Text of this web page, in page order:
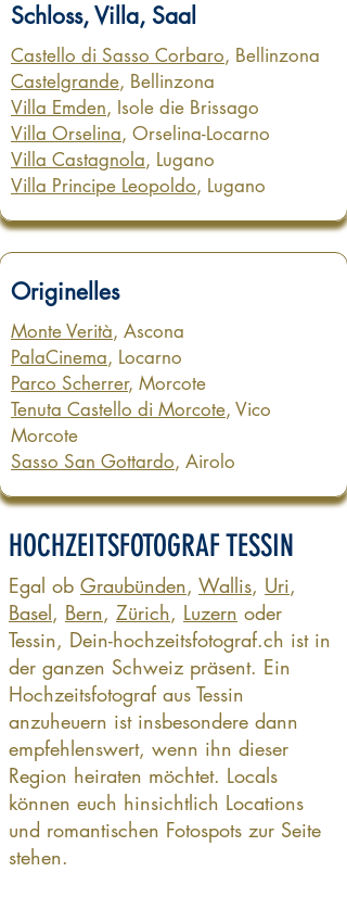
Schloss, Villa, Saal
Castello di Sasso Corbaro, Bellinzona
Castelgrande, Bellinzona
Villa Emden, Isole die Brissago
Villa Orselina, Orselina-Locarno
Villa Castagnola, Lugano
Villa Principe Leopoldo, Lugano
Originelles
Monte Verità, Ascona
PalaCinema, Locarno
Parco Scherrer, Morcote
Tenuta Castello di Morcote, Vico
Morcote
Sasso San Gottardo, Airolo
HOCHZEITSFOTOGRAF TESSIN
Egal ob Graubünden, Wallis, Uri,
Basel, Bern, Zürich, Luzern oder
Tessin, Dein-hochzeitsfotograf.ch ist in
der ganzen Schweiz präsent. Ein
Hochzeitsfotograf aus Tessin
anzuheuern ist insbesondere dann
empfehlenswert, wenn ihn dieser
Region heiraten möchtet. Locals
können euch hinsichtlich Locations
und romantischen Fotospots zur Seite
stehen.